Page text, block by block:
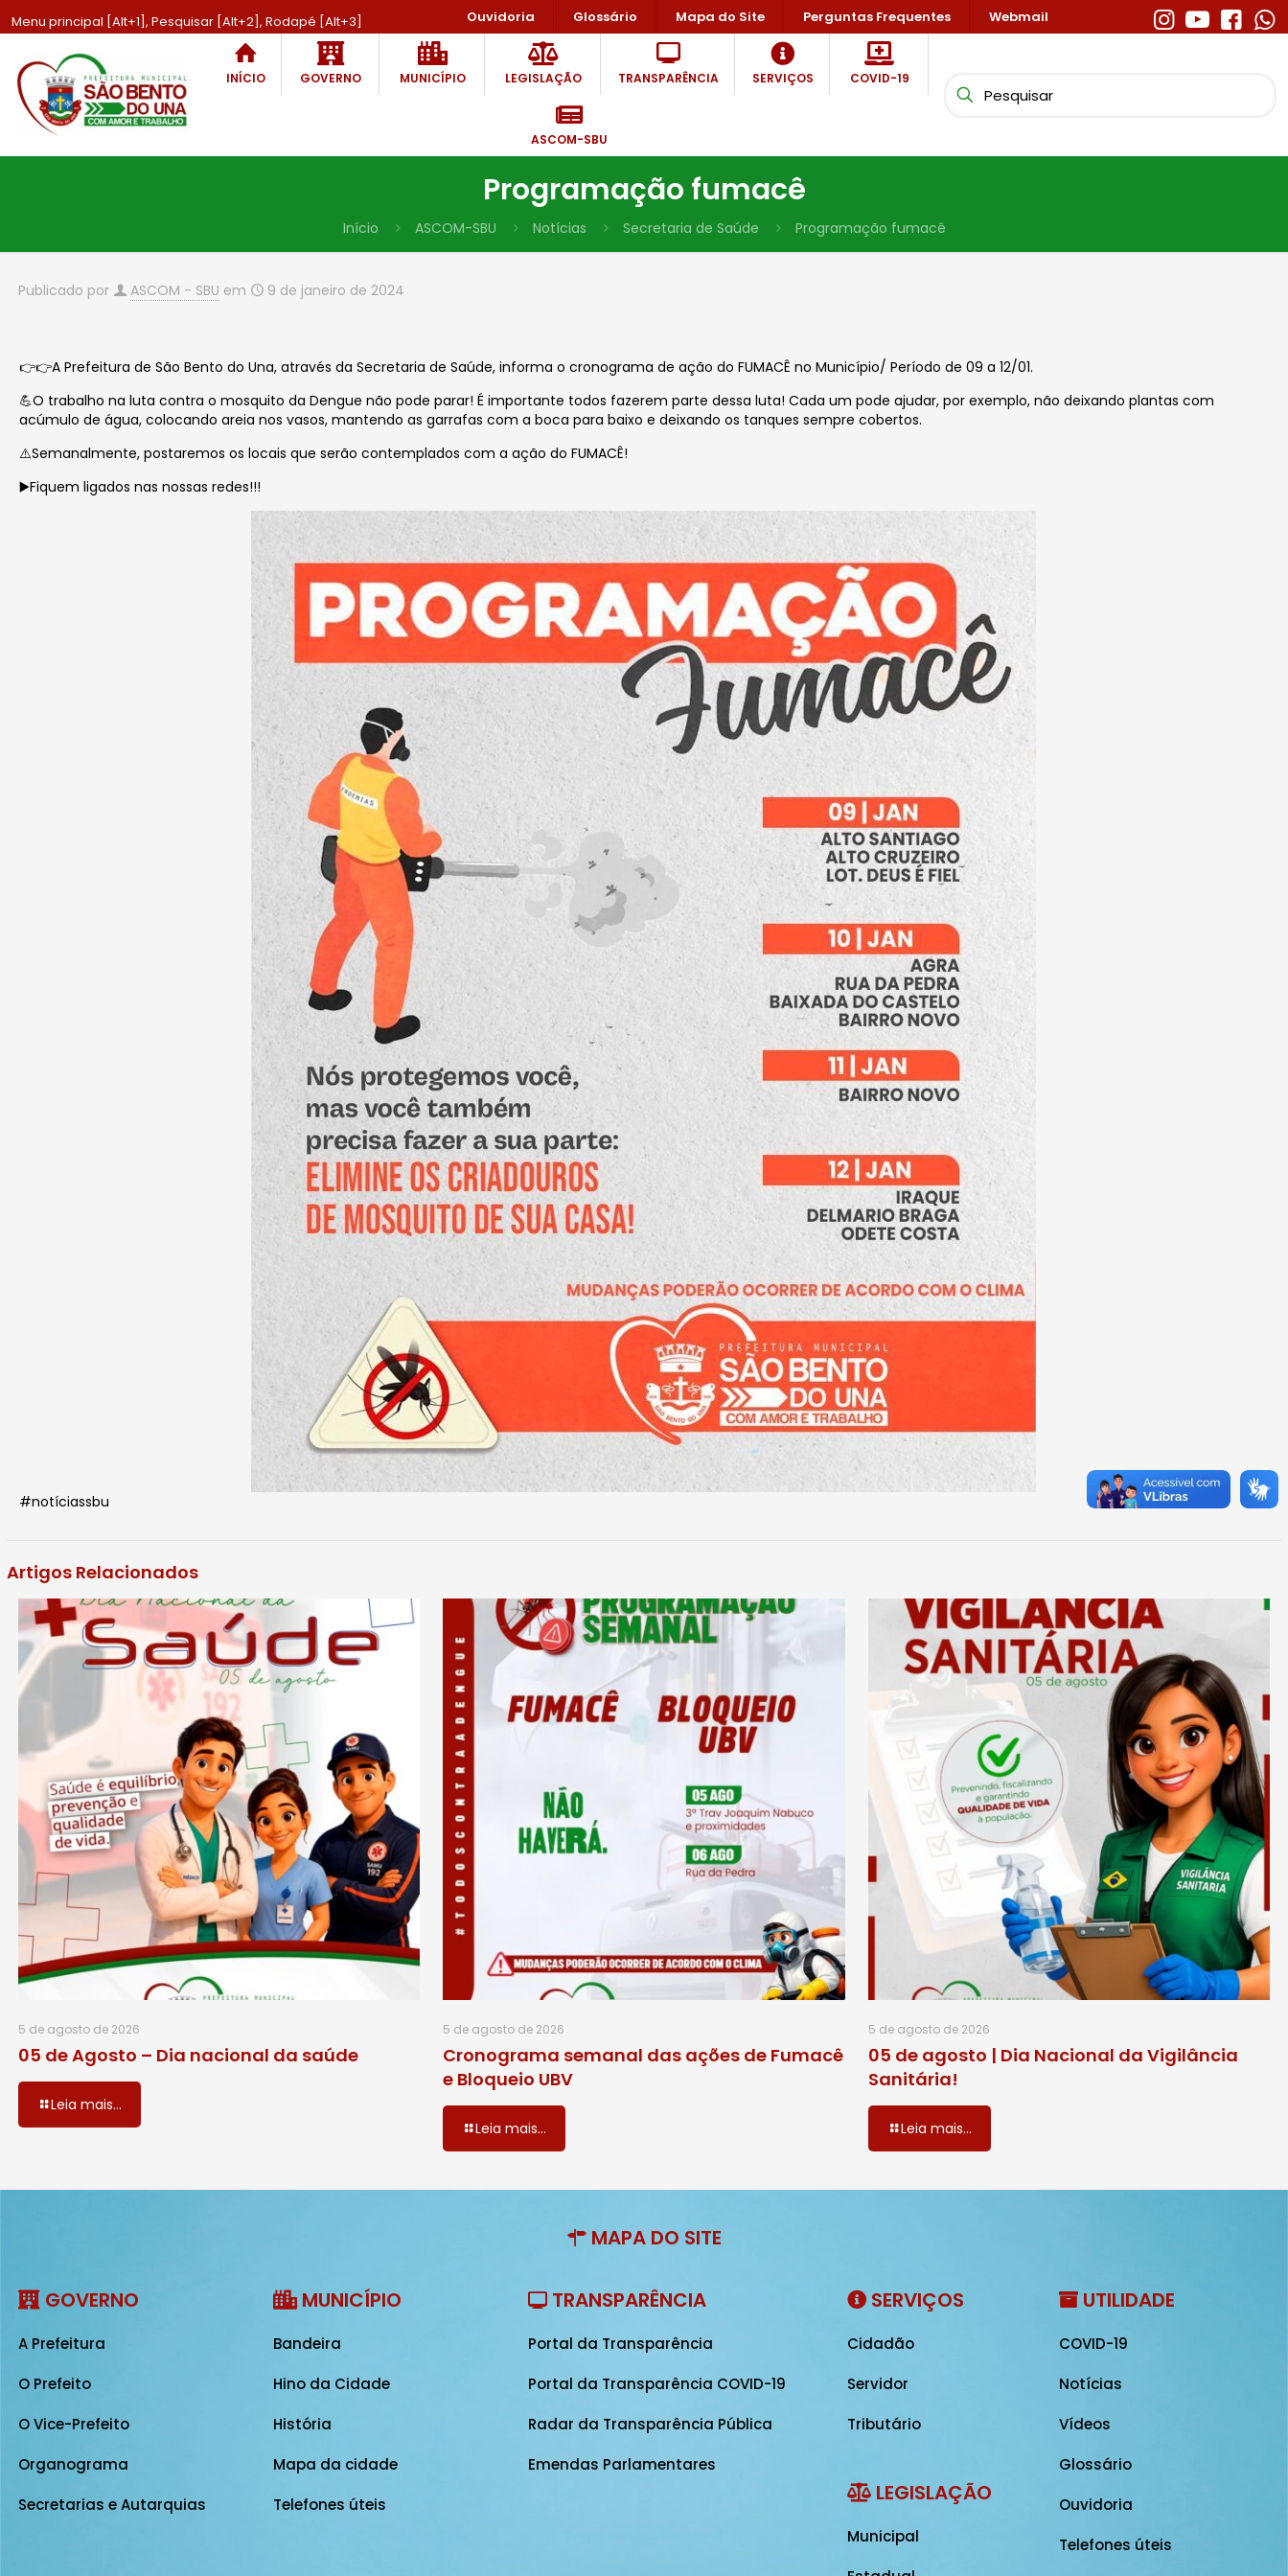
Menu principal [Alt+1], Pesquisar [Alt+2], Rodapé [Alt+3] Ouvidoria Glossário Mapa do Site Perguntas Frequentes Webmail
INÍCIO GOVERNO MUNICÍPIO LEGISLAÇÃO TRANSPARÊNCIA SERVIÇOS COVID-19
ASCOM-SBU
Programação fumacê
Início ASCOM-SBU Notícias Secretaria de Saúde Programação fumacê
Publicado por ASCOM - SBU em 9 de janeiro de 2024
👉👉A Prefeitura de São Bento do Una, através da Secretaria de Saúde, informa o cronograma de ação do FUMACÊ no Município/ Período de 09 a 12/01.
💪O trabalho na luta contra o mosquito da Dengue não pode parar! É importante todos fazerem parte dessa luta! Cada um pode ajudar, por exemplo, não deixando plantas com
acúmulo de água, colocando areia nos vasos, mantendo as garrafas com a boca para baixo e deixando os tanques sempre cobertos.
⚠️Semanalmente, postaremos os locais que serão contemplados com a ação do FUMACÊ!
▶️Fiquem ligados nas nossas redes!!!
#notíciassbu
Artigos Relacionados
5 de agosto de 2026
05 de Agosto – Dia nacional da saúde
Leia mais...
5 de agosto de 2026
Cronograma semanal das ações de Fumacê
e Bloqueio UBV
Leia mais...
5 de agosto de 2026
05 de agosto | Dia Nacional da Vigilância
Sanitária!
Leia mais...
MAPA DO SITE
GOVERNO
A Prefeitura
O Prefeito
O Vice-Prefeito
Organograma
Secretarias e Autarquias
MUNICÍPIO
Bandeira
Hino da Cidade
História
Mapa da cidade
Telefones úteis
TRANSPARÊNCIA
Portal da Transparência
Portal da Transparência COVID-19
Radar da Transparência Pública
Emendas Parlamentares
SERVIÇOS
Cidadão
Servidor
Tributário
LEGISLAÇÃO
Municipal
UTILIDADE
COVID-19
Notícias
Vídeos
Glossário
Ouvidoria
Telefones úteis